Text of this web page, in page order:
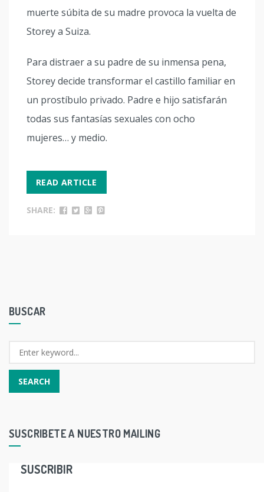
muerte súbita de su madre provoca la vuelta de
Storey a Suiza.
Para distraer a su padre de su inmensa pena,
Storey decide transformar el castillo familiar en
un prostíbulo privado. Padre e hijo satisfarán
todas sus fantasías sexuales con ocho
mujeres… y medio.
READ ARTICLE
SHARE:
BUSCAR
SUSCRIBETE A NUESTRO MAILING
SUSCRIBIR